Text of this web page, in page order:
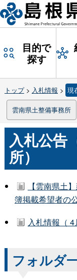
目的で
探す
トップ> 入札情報 > 現
雲南県土整備事務所
入札公告
所）
【雲南県土
簿掲載希望者の
入札情報（ 4
フォルダ